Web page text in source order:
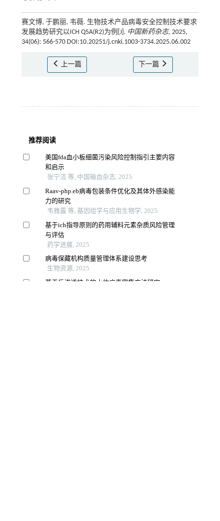
赛文博, 于鹏丽, 韦薇. 生物技术产品病毒安全控制技术要求
发展趋势研究以ICH Q5A(R2)为例[J]. 中国新药杂志, 2025,
34(06): 566-570 DOI:10.20251/j.cnki.1003-3734.2025.06.002
上一篇 下一篇